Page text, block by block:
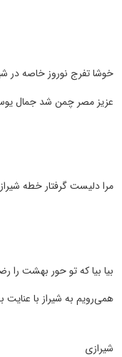
خوشا تفرج نوروز خاصه در
عزیز مصر چمن شد جمال
مرا دلیست گرفتار خطه
بیا بیا که تو حور بهشت را
همی‌رویم به شیراز با
شیرازی